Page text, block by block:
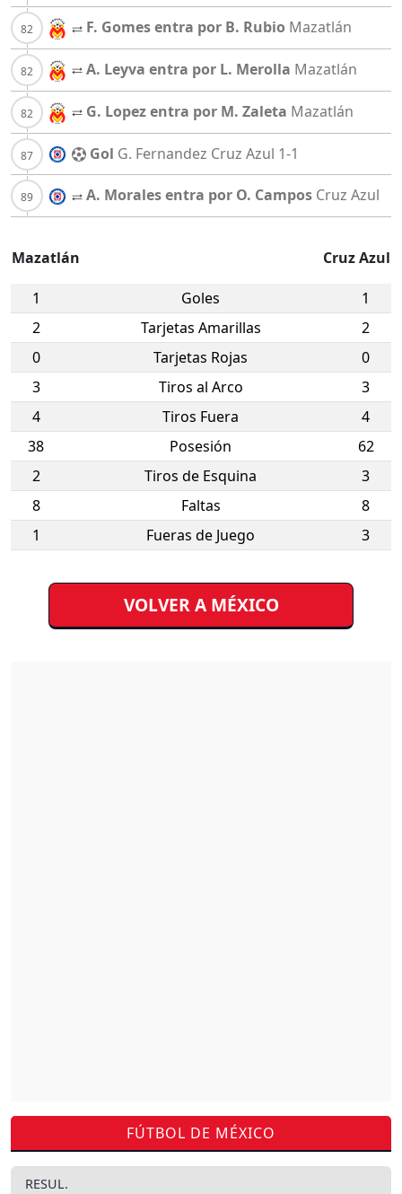
F. Gomes entra por B. Rubio Mazatlán
A. Leyva entra por L. Merolla Mazatlán
G. Lopez entra por M. Zaleta Mazatlán
Gol G. Fernandez Cruz Azul 1-1
A. Morales entra por O. Campos Cruz Azul
Mazatlán Cruz Azul
1 Goles
1
2
Tarjetas Amarillas
2
0
Tarjetas Rojas
0
3
Tiros al Arco
3
4
Tiros Fuera
4
38
Posesión
62
2
Tiros de Esquina
3
8
Faltas
8
1
Fueras de Juego 3
VOLVER A MÉXICO
FÚTBOL DE MÉXICO
RESUL.